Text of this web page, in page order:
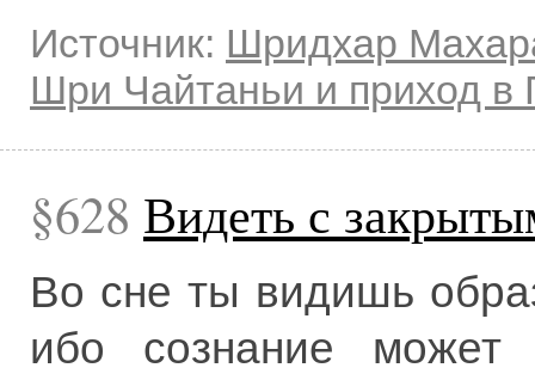
Источник: Шридхар
Шри Чайтаньи и приход в
628 Видеть с
Во сне ты видишь
ибо сознание может